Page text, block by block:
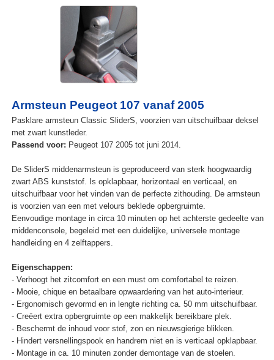
Armsteun Peugeot 107 vanaf 2005
Pasklare armsteun Classic SliderS, voorzien van uitschuifbaar deksel
met zwart kunstleder.
Passend voor: Peugeot 107 2005 tot juni 2014.
De SliderS middenarmsteun is geproduceerd van sterk hoogwaardig
zwart ABS kunststof. Is opklapbaar, horizontaal en verticaal, en
uitschuifbaar voor het vinden van de perfecte zithouding. De armsteun
is voorzien van een met velours beklede opbergruimte.
Eenvoudige montage in circa 10 minuten op het achterste gedeelte van
middenconsole, begeleid met een duidelijke, universele montage
handleiding en 4 zelftappers.
Eigenschappen:
- Verhoogt het zitcomfort en een must om comfortabel te reizen.
- Mooie, chique en betaalbare opwaardering van het auto-interieur.
- Ergonomisch gevormd en in lengte richting ca. 50 mm uitschuifbaar.
- Creëert extra opbergruimte op een makkelijk bereikbare plek.
- Beschermt de inhoud voor stof, zon en nieuwsgierige blikken.
- Hindert versnellingspook en handrem niet en is verticaal opklapbaar.
- Montage in ca. 10 minuten zonder demontage van de stoelen.